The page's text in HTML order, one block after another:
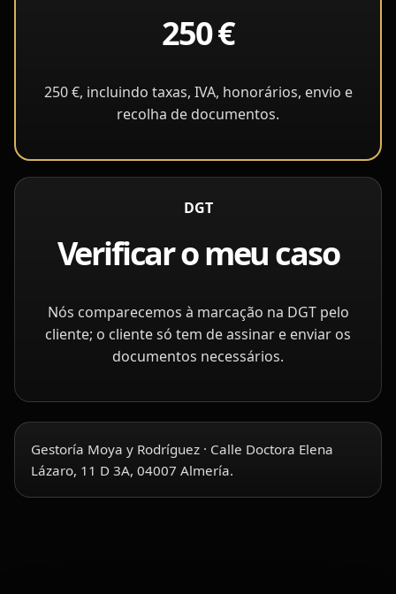
250 €
250 €, incluindo taxas, IVA, honorários, envio e
recolha de documentos.
DGT
Verificar o meu caso
Nós comparecemos à marcação na DGT pelo
cliente; o cliente só tem de assinar e enviar os
documentos necessários.
Gestoría Moya y Rodríguez · Calle Doctora Elena
Lázaro, 11 D 3A, 04007 Almería.